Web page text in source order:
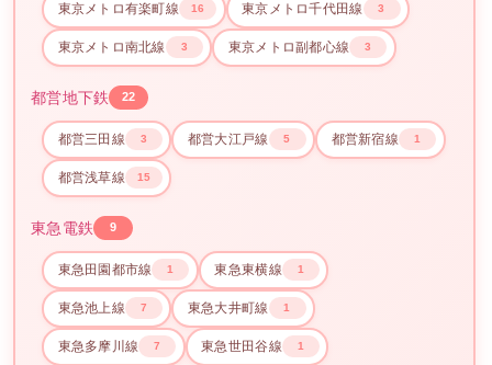
東京メトロ有楽町線 16 東京メトロ千代田線 3
東京メトロ南北線 3 東京メトロ副都心線 3
都営地下鉄 22
都営三田線 3 都営大江戸線 5 都営新宿線 1
都営浅草線 15
東急電鉄 9
東急田園都市線 1 東急東横線 1
東急池上線 7 東急大井町線 1
東急多摩川線 7 東急世田谷線 1